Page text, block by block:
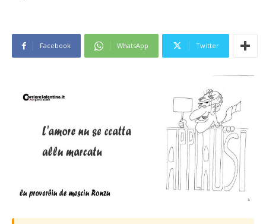
Facebook WhatsApp Twitter